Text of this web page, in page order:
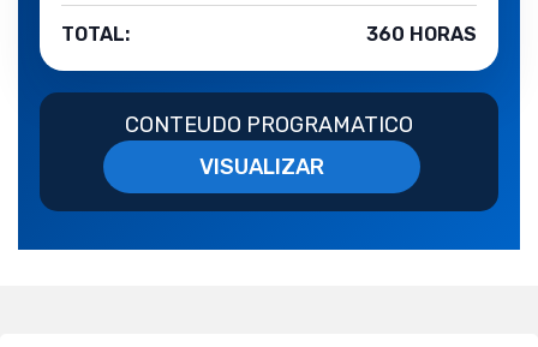
TOTAL: 360 HORAS
CONTEUDO PROGRAMATICO
VISUALIZAR